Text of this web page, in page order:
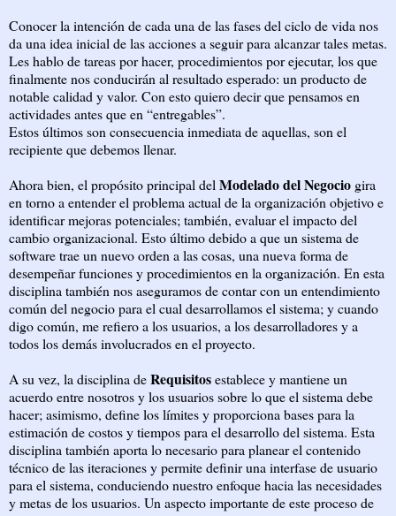
Conocer la intención de cada una de las fases del ciclo de vida nos
da una idea inicial de las acciones a seguir para alcanzar tales metas.
Les hablo de tareas por hacer, procedimientos por ejecutar, los que
finalmente nos conducirán al resultado esperado: un producto de
notable calidad y valor. Con esto quiero decir que pensamos en
actividades antes que en “entregables”.
Estos últimos son consecuencia inmediata de aquellas, son el
recipiente que debemos llenar.
Ahora bien, el propósito principal del Modelado del Negocio gira
en torno a entender el problema actual de la organización objetivo e
identificar mejoras potenciales; también, evaluar el impacto del
cambio organizacional. Esto último debido a que un sistema de
software trae un nuevo orden a las cosas, una nueva forma de
desempeñar funciones y procedimientos en la organización. En esta
disciplina también nos aseguramos de contar con un entendimiento
común del negocio para el cual desarrollamos el sistema; y cuando
digo común, me refiero a los usuarios, a los desarrolladores y a
todos los demás involucrados en el proyecto.
A su vez, la disciplina deRequisitosestablece y mantiene un
acuerdo entre nosotros y los usuarios sobre lo que el sistema debe
hacer; asimismo, define los límites y proporciona bases para la
estimación de costos y tiempos para el desarrollo del sistema. Esta
disciplina también aporta lo necesario para planear el contenido
técnico de las iteraciones y permite definir una interfase de usuario
para el sistema, conduciendo nuestro enfoque hacia las necesidades
y metas de los usuarios. Un aspecto importante de este proceso de